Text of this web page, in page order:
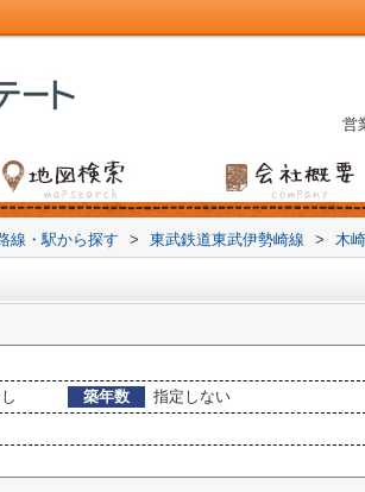
営
線・駅から探す > 東武鉄道東武伊勢崎線 > 木
築年数
指定しない